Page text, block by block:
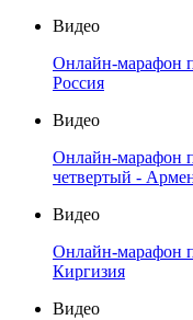
Видео
Онлайн-марафон
Россия
Видео
Онлайн-марафон
четвертый -
Видео
Онлайн-марафон
Киргизия
Видео